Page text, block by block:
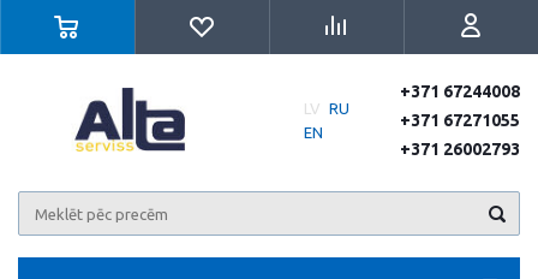
LV RU
EN
+371 67244008
+371 67271055
+371 26002793